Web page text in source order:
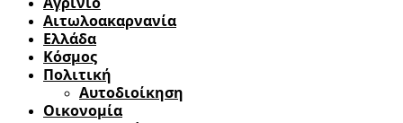
Αιτωλοακαρνανία
Ελλάδα
Κόσμος
Πολιτική
Αυτοδιοίκηση
Οικονομία